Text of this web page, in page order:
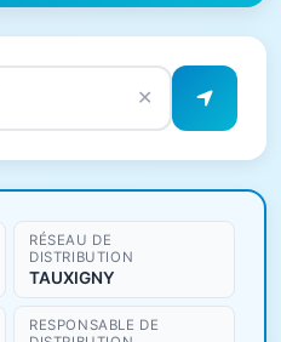
✕
de l'eau
RÉSEAU DE
DISTRIBUTION
TAUXIGNY
RESPONSABLE DE